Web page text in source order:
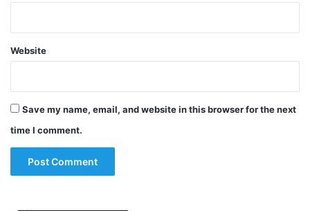
Website
Save my name, email, and website in this browser for the next
time I comment.